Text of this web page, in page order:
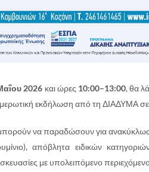
2026 και ώρες 10:00–13:00, θα
εκδήλωση από τη ΔΙΑΔΥΜΑ
να παραδώσουν για
απόβλητα ειδικών
με υπολειπόμενο